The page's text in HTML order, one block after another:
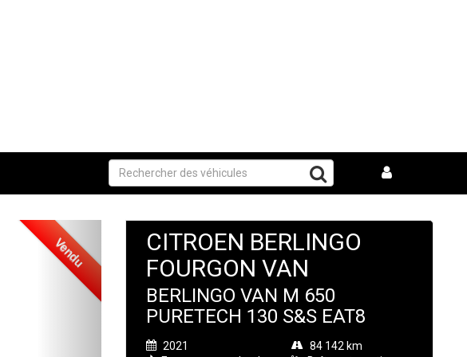
Vendu
CITROEN BERLINGO
FOURGON VAN
BERLINGO VAN M 650
PURETECH 130 S&S EAT8
2021
84 142 km